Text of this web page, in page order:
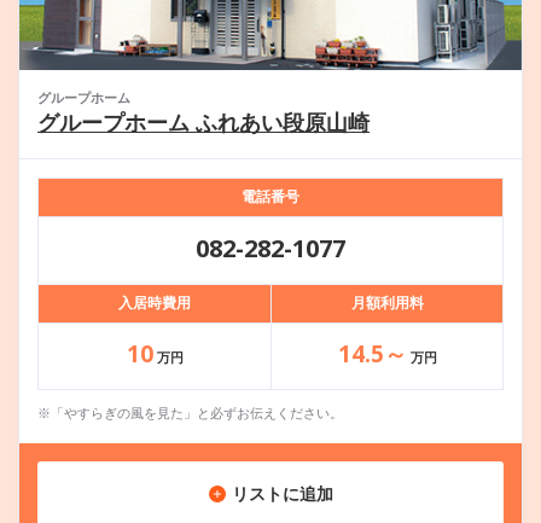
グループホーム
グループホーム ふれあい段原山崎
電話番号
082-282-1077
入居時費用 月額利用料
10 万円 14.5～ 万円
※「やすらぎの風を見た」と必ずお伝えください。
リストに追加